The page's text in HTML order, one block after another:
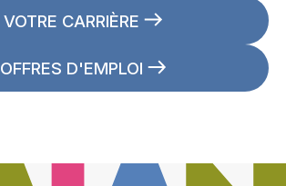
VOTRE CARRIÈRE
OFFRES D'EMPLOI